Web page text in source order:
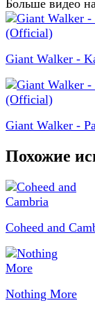
Больше видео
Giant Walker -
Giant Walker -
Похожие
Coheed and
Nothing More